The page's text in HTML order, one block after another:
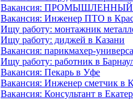
Вакансия: ПРОМЫШЛЕННЫЙ
Вакансия: Инженер ПТО в
Ищу работу: монтажник
Ищу работу: диджей в Казани
Вакансия: парикмахер-
Ищу работу: работник в
Вакансия: Пекарь в Уфе
Вакансия: Инженер сметчик в
Вакансия: Консультант в